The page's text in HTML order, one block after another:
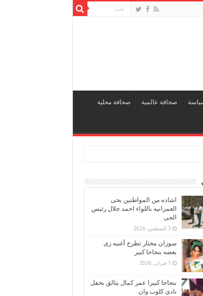
صحافة عالمية صحافة محلية
اشاده من المواطنين بحى
العمرانيه باللواء احمد جلال رئيس
الحى
3 أغسطس، 2026
سوزان مختار تطرح أغنيه زى
بعضه بنجاحا كبير
1 فبراير، 2026
بنجاحا كبيرا عمر كمال يتالق بحفل
نادى كلوب وان